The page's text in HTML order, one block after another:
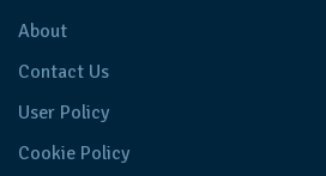
About
Contact Us
User Policy
Cookie Policy